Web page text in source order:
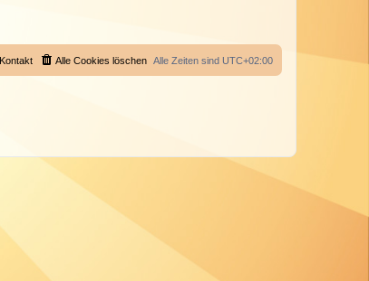
Alle Zeiten sind UTC+02:00
Alle Cookies löschen
Kontakt